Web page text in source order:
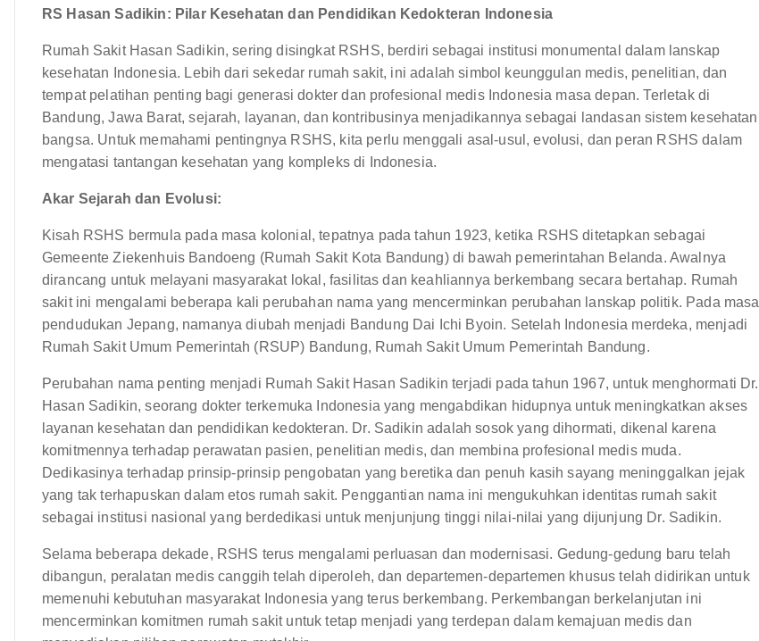
RS Hasan Sadikin: Pilar Kesehatan dan Pendidikan Kedokteran Indonesia
Rumah Sakit Hasan Sadikin, sering disingkat RSHS, berdiri sebagai institusi monumental dalam lanskap
kesehatan Indonesia. Lebih dari sekedar rumah sakit, ini adalah simbol keunggulan medis, penelitian, dan
tempat pelatihan penting bagi generasi dokter dan profesional medis Indonesia masa depan. Terletak di
Bandung, Jawa Barat, sejarah, layanan, dan kontribusinya menjadikannya sebagai landasan sistem kesehatan
bangsa. Untuk memahami pentingnya RSHS, kita perlu menggali asal-usul, evolusi, dan peran RSHS dalam
mengatasi tantangan kesehatan yang kompleks di Indonesia.
Akar Sejarah dan Evolusi:
Kisah RSHS bermula pada masa kolonial, tepatnya pada tahun 1923, ketika RSHS ditetapkan sebagai
Gemeente Ziekenhuis Bandoeng (Rumah Sakit Kota Bandung) di bawah pemerintahan Belanda. Awalnya
dirancang untuk melayani masyarakat lokal, fasilitas dan keahliannya berkembang secara bertahap. Rumah
sakit ini mengalami beberapa kali perubahan nama yang mencerminkan perubahan lanskap politik. Pada masa
pendudukan Jepang, namanya diubah menjadi Bandung Dai Ichi Byoin. Setelah Indonesia merdeka, menjadi
Rumah Sakit Umum Pemerintah (RSUP) Bandung, Rumah Sakit Umum Pemerintah Bandung.
Perubahan nama penting menjadi Rumah Sakit Hasan Sadikin terjadi pada tahun 1967, untuk menghormati Dr.
Hasan Sadikin, seorang dokter terkemuka Indonesia yang mengabdikan hidupnya untuk meningkatkan akses
layanan kesehatan dan pendidikan kedokteran. Dr. Sadikin adalah sosok yang dihormati, dikenal karena
komitmennya terhadap perawatan pasien, penelitian medis, dan membina profesional medis muda.
Dedikasinya terhadap prinsip-prinsip pengobatan yang beretika dan penuh kasih sayang meninggalkan jejak
yang tak terhapuskan dalam etos rumah sakit. Penggantian nama ini mengukuhkan identitas rumah sakit
sebagai institusi nasional yang berdedikasi untuk menjunjung tinggi nilai-nilai yang dijunjung Dr. Sadikin.
Selama beberapa dekade, RSHS terus mengalami perluasan dan modernisasi. Gedung-gedung baru telah
dibangun, peralatan medis canggih telah diperoleh, dan departemen-departemen khusus telah didirikan untuk
memenuhi kebutuhan masyarakat Indonesia yang terus berkembang. Perkembangan berkelanjutan ini
mencerminkan komitmen rumah sakit untuk tetap menjadi yang terdepan dalam kemajuan medis dan